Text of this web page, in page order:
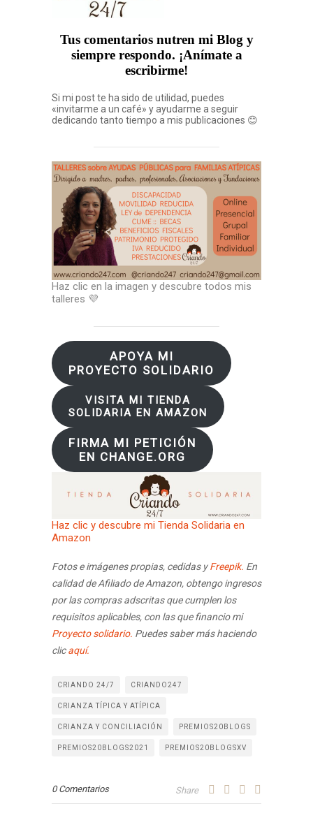
Tus comentarios nutren mi Blog y
siempre respondo. ¡Anímate a
escribirme!
Si mi post te ha sido de utilidad, puedes
«invitarme a un café» y ayudarme a seguir
dedicando tanto tiempo a mis publicaciones 😊
Haz clic en la imagen y descubre todos mis
talleres 💜
APOYA MI
PROYECTO SOLIDARIO
VISITA MI TIENDA
SOLIDARIA EN AMAZON
FIRMA MI PETICIÓN
EN CHANGE.ORG
Haz clic y descubre mi Tienda Solidaria en
Amazon
Fotos e imágenes propias, cedidas yFreepik. En
calidad de Afiliado de Amazon, obtengo ingresos
por las compras adscritas que cumplen los
requisitos aplicables, con las que financio mi
Proyecto solidario. Puedes saber más haciendo
clicaquí.
CRIANDO 24/7 CRIANDO247
CRIANZA TÍPICA Y ATÍPICA
CRIANZA Y CONCILIACIÓN PREMIOS20BLOGS
PREMIOS20BLOGS2021 PREMIOS20BLOGSXV
0 Comentarios Share